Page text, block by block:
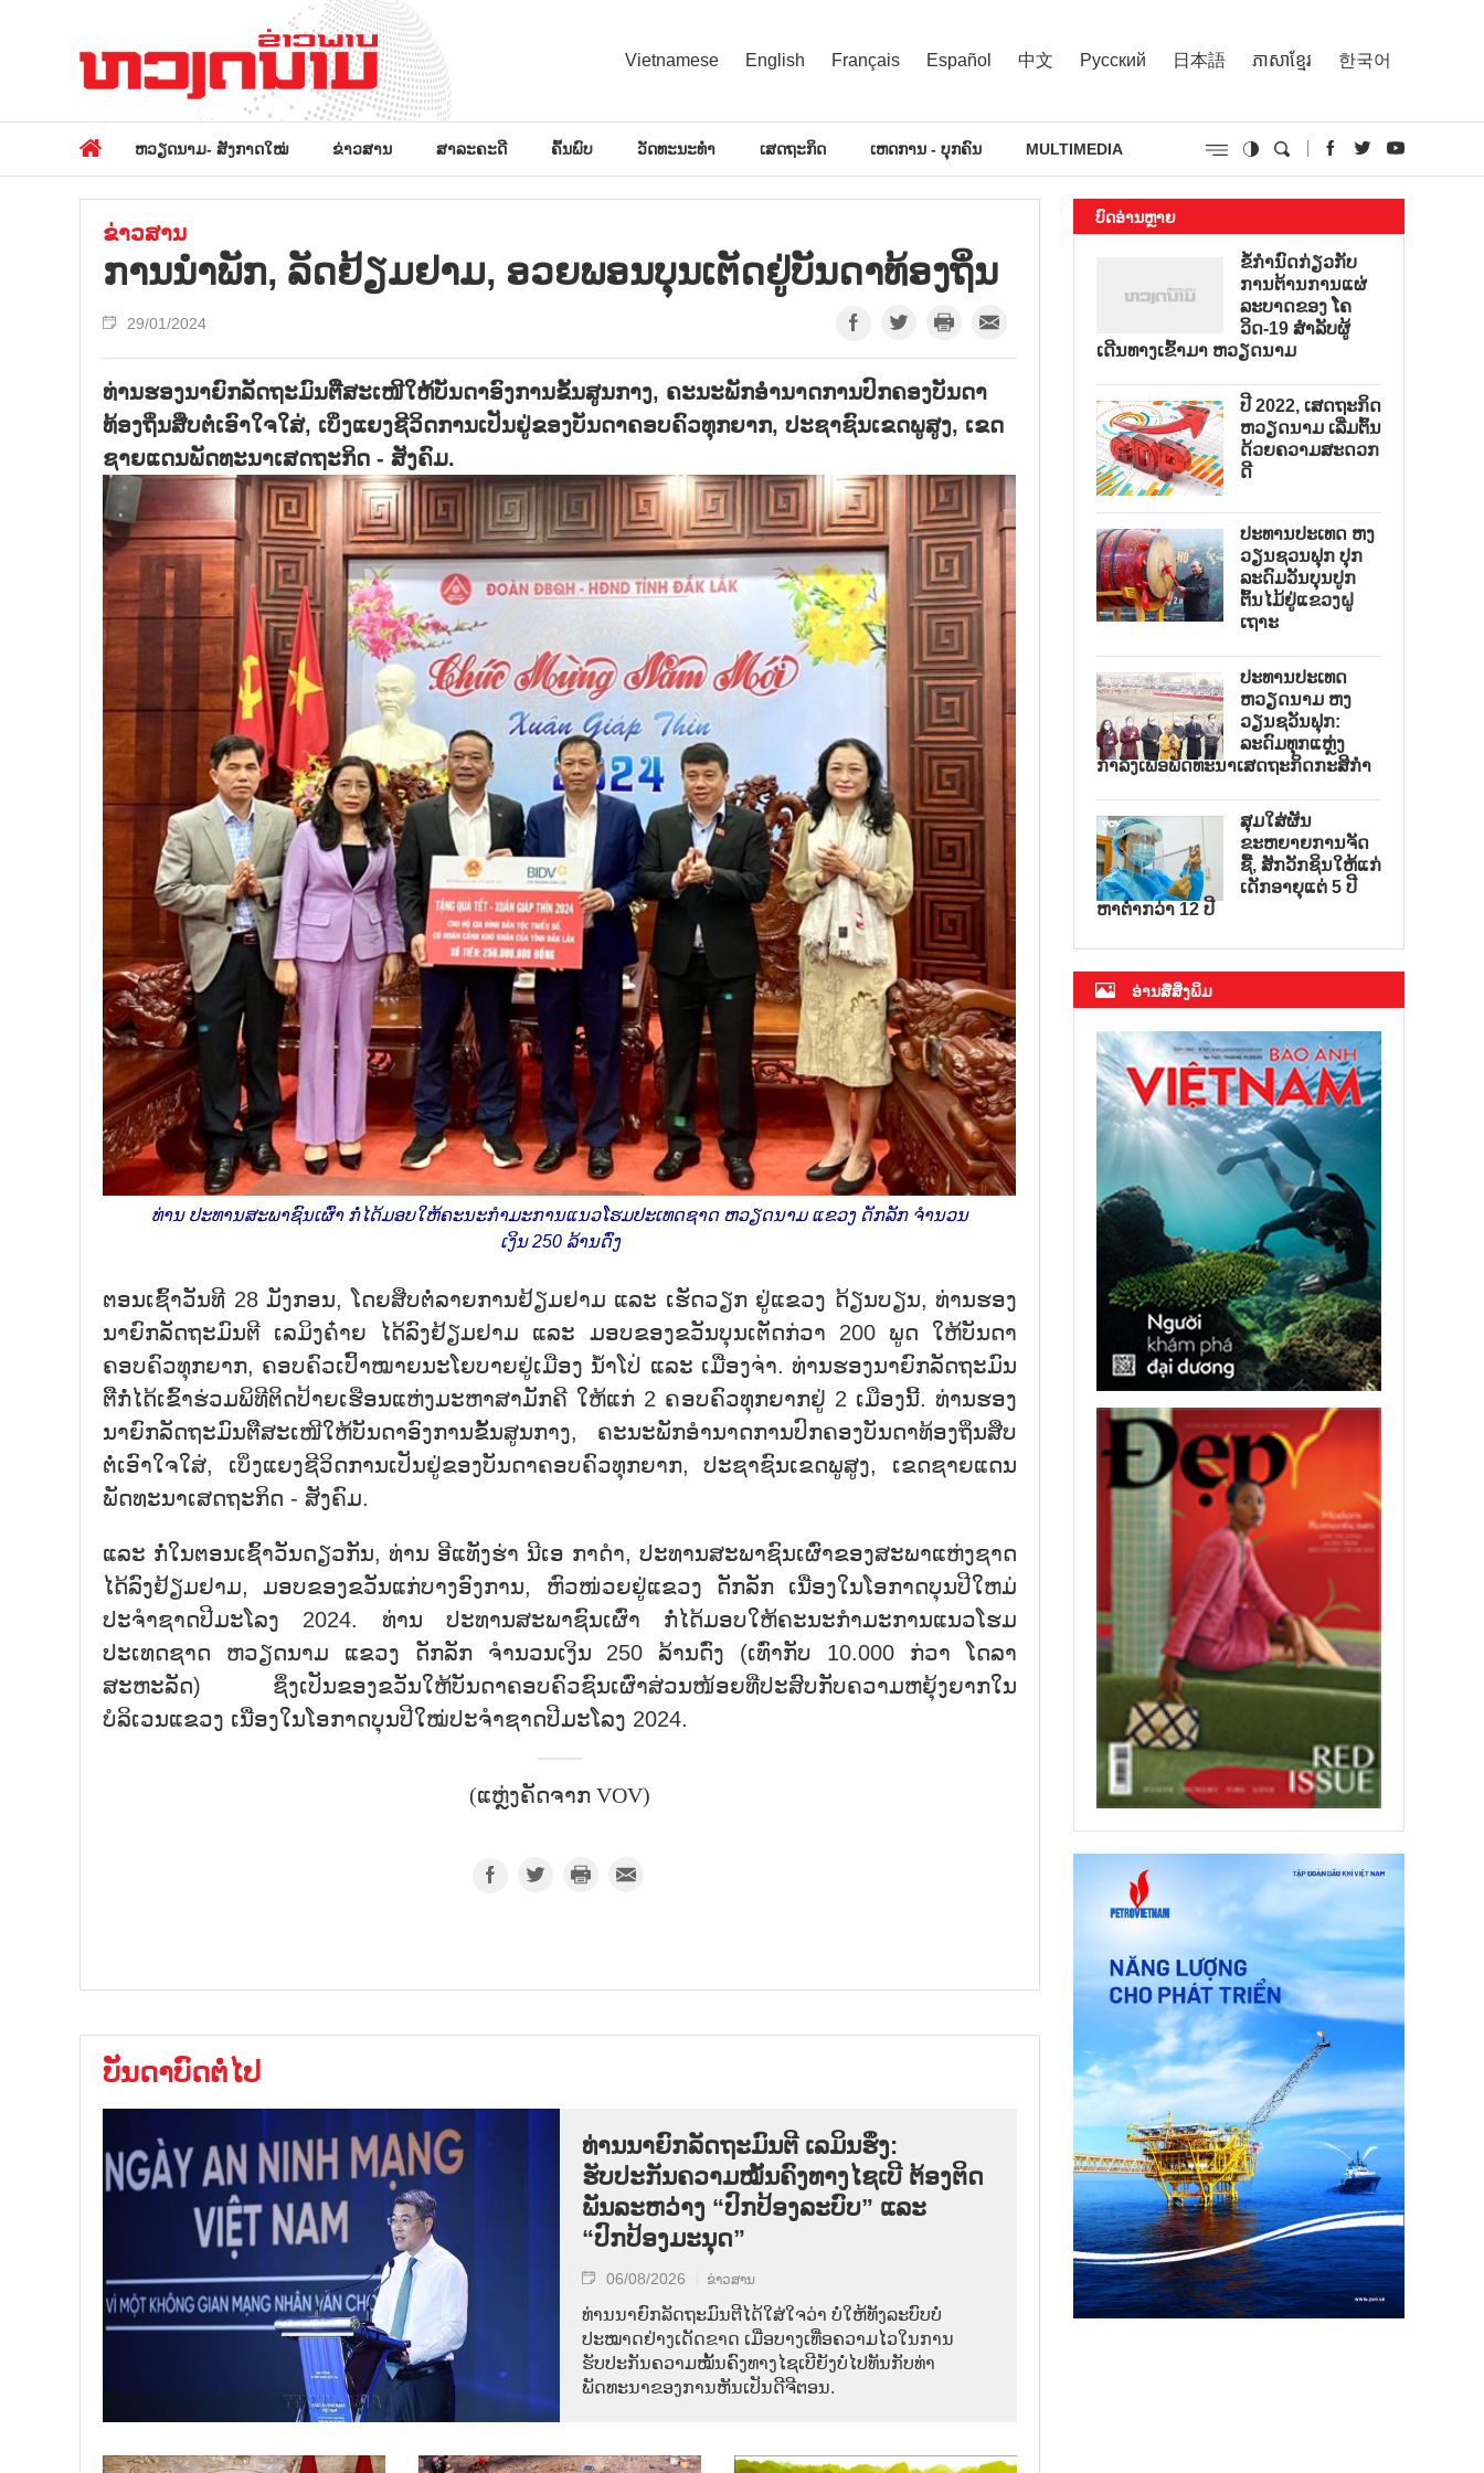
Vietnamese English Français Español 中文 Русский 日本語 ភាសាខ្មែរ 한국어
ຫວຽດນາມ- ສັງກາດໃໝ່ ຂ່າວສານ ສາລະຄະດີ ຄົ້ນພົບ ວັດທະນະທຳ ເສດຖະກິດ ເຫດການ - ບຸກຄົນ MULTIMEDIA
ຂ່າວສານ
ການນຳພັກ, ລັດຢ້ຽມຢາມ, ອວຍພອນບຸນເຕັດຢູ່ບັນດາທ້ອງຖິ່ນ
29/01/2024
ທ່ານຮອງນາຍົກລັດຖະມົນຕີືສະເໜີໃຫ້ບັນດາອົງການຂັ້ນສູນກາງ, ຄະນະພັກອຳນາດການປົກຄອງບັນດາ
ທ້ອງຖິ່ນສືບຕໍ່ເອົາໃຈໃສ່, ເບິ່ງແຍງຊີວິດການເປັນຢູ່ຂອງບັນດາຄອບຄົວທຸກຍາກ, ປະຊາຊົນເຂດພູສູງ, ເຂດ
ຊາຍແດນພັດທະນາເສດຖະກິດ - ສັງຄົມ.
ທ່ານ ປະທານສະພາຊົນເຜົ່າ ກໍ່ໄດ້ມອບໃຫ້ຄະນະກຳມະການແນວໂຮມປະເທດຊາດ ຫວຽດນາມ ແຂວງ ດັກລັກ ຈຳນວນ
ເງິນ 250 ລ້ານດົ່ງ
ຕອນເຊົ້າວັນທີ 28 ມັງກອນ, ໂດຍສືບຕໍ່ລາຍການຢ້ຽມຢາມ ແລະ ເຮັດວຽກ ຢູ່ແຂວງ ດ້ຽນບຽນ, ທ່ານຮອງ
ນາຍົກລັດຖະມົນຕີ ເລມິງຄ໋າຍ ໄດ້ລົງຢ້ຽມຢາມ ແລະ ມອບຂອງຂວັນບຸນເຕັດກ່ວາ 200 ພູດ ໃຫ້ບັນດາ
ຄອບຄົວທຸກຍາກ, ຄອບຄົວເປົ້າໝາຍນະໂຍບາຍຢູ່ເມືອງ ນ້ຳໂປ່ ແລະ ເມື່ອງຈ່າ. ທ່ານຮອງນາຍົກລັດຖະມົນ
ຕີືກໍ່ໄດ້ເຂົ້າຮ່ວມພິທີຕິດປ້າຍເຮືອນແຫ່ງມະຫາສາມັກຄີ ໃຫ້ແກ່ 2 ຄອບຄົວທຸກຍາກຢູ່ 2 ເມືອງນີ້. ທ່ານຮອງ
ນາຍົກລັດຖະມົນຕີືສະເໜີໃຫ້ບັນດາອົງການຂັ້ນສູນກາງ, ຄະນະພັກອຳນາດການປົກຄອງບັນດາທ້ອງຖິ່ນສືບ
ຕໍ່ເອົາໃຈໃສ່, ເບິ່ງແຍງຊີວິດການເປັນຢູ່ຂອງບັນດາຄອບຄົວທຸກຍາກ, ປະຊາຊົນເຂດພູສູງ, ເຂດຊາຍແດນ
ພັດທະນາເສດຖະກິດ - ສັງຄົມ.
ແລະ ກໍ່ໃນຕອນເຊົ້າວັນດຽວກັນ, ທ່ານ ອີແທັງຮ່າ ນີເອ ກາດຳ, ປະທານສະພາຊົນເຜົ່າຂອງສະພາແຫ່ງຊາດ
ໄດ້ລົງຢ້ຽມຢາມ, ມອບຂອງຂວັນແກ່ບາງອົງການ, ຫົວໜ່ວຍຢູ່ແຂວງ ດັກລັກ ເນື່ອງໃນໂອກາດບຸນປີໃຫມ່
ປະຈຳຊາດປີມະໂລງ 2024. ທ່ານ ປະທານສະພາຊົນເຜົ່າ ກໍ່ໄດ້ມອບໃຫ້ຄະນະກຳມະການແນວໂຮມ
ປະເທດຊາດ ຫວຽດນາມ ແຂວງ ດັກລັກ ຈຳນວນເງິນ 250 ລ້ານດົ່ງ (ເທົ່າກັບ 10.000 ກ່ວາ ໂດລາ
ສະຫະລັດ) ຊຶ່ງເປັນຂອງຂວັນໃຫ້ບັນດາຄອບຄົວຊົນເຜົ່າສ່ວນໜ້ອຍທີ່ປະສົບກັບຄວາມຫຍຸ້ງຍາກໃນ
ບໍລິເວນແຂວງ ເນື່ອງໃນໂອກາດບຸນປີໃໝ່ປະຈຳຊາດປີມະໂລງ 2024.
(ແຫຼ່ງຄັດຈາກ VOV)
ບັນດາບົດຕໍ່ໄປ
ທ່ານນາຍົກລັດຖະມົນຕີ ເລມິນຮຶງ:
ຮັບປະກັນຄວາມໝັ້ນຄົງທາງໄຊເບີ ຕ້ອງຕິດ
ພັນລະຫວ່າງ “ປົກປ້ອງລະບົບ” ແລະ
“ປົກປ້ອງມະນຸດ”
06/08/2026 ຂ່າວສານ
ທ່ານນາຍົກລັດຖະມົນຕີໄດ້ໃສ່ໃຈວ່າ ບໍ່ໃຫ້ທັງລະບົບບໍ່
ປະໝາດຢ່າງເດັດຂາດ ເມື່ອບາງເທື່ອຄວາມໄວໃນການ
ຮັບປະກັນຄວາມໝັ້ນຄົງທາງໄຊເບີຍັງບໍ່ໄປທັນກັບທ່າ
ພັດທະນາຂອງການຫັນເປັນດີຈີຕອນ.
ບົດອ່ານຫຼາຍ
ຂໍ້ກຳນົດກ່ຽວກັບ
ການຕ້ານການແຜ່
ລະບາດຂອງ ໂຄ
ວິດ-19 ສຳລັບຜູ້
ເດີນທາງເຂົ້າມາ ຫວຽດນາມ
ປີ 2022, ເສດຖະກິດ
ຫວຽດນາມ ເລີ່ມຕົ້ນ
ດ້ວຍຄວາມສະດວກ
ດີ
ປະທານປະເທດ ຫງ
ວຽນຊວນຟຸກ ປຸກ
ລະດົມວັນບຸນປູກ
ຕົ້ນໄມ້ຢູ່ແຂວງຝູ
ເຖາະ
ປະທານປະເທດ
ຫວຽດນາມ ຫງ
ວຽນຊວັນຟຸກ:
ລະດົມທຸກແຫຼ່ງ
ກຳລັງເພື່ອພັດທະນາເສດຖະກິດກະສິກຳ
ສຸມໃສ່ຜັນ
ຂະຫຍາຍການຈັດ
ຊື້, ສັກວັກຊິນໃຫ້ແກ່
ເດັກອາຍຸແຕ່ 5 ປີ
ຫາຕ່ຳກວ່າ 12 ປີ
ອ່ານສື່ສິ່ງພິມ